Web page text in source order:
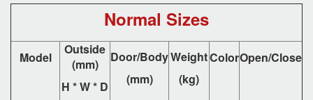
Normal Sizes
Model
Outside
(mm)
H * W * D
Door/Body
(mm)
Weight
(kg)
ColorOpen/Close